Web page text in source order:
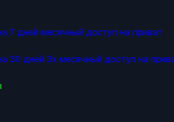
7 дней месячный доступ на приват
30 дней 3х месячный доступ на